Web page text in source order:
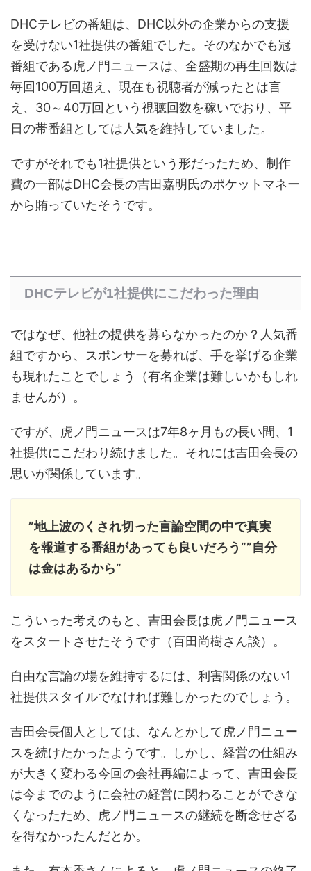
DHCテレビの番組は、DHC以外の企業からの支援
を受けない1社提供の番組でした。そのなかでも冠
番組である虎ノ門ニュースは、全盛期の再生回数は
毎回100万回超え、現在も視聴者が減ったとは言
え、30～40万回という視聴回数を稼いでおり、平
日の帯番組としては人気を維持していました。
ですがそれでも1社提供という形だったため、制作
費の一部はDHC会長の吉田嘉明氏のポケットマネー
から賄っていたそうです。
DHCテレビが1社提供にこだわった理由
ではなぜ、他社の提供を募らなかったのか？人気番
組ですから、スポンサーを募れば、手を挙げる企業
も現れたことでしょう（有名企業は難しいかもしれ
ませんが）。
ですが、虎ノ門ニュースは7年8ヶ月もの長い間、1
社提供にこだわり続けました。それには吉田会長の
思いが関係しています。
”地上波のくされ切った言論空間の中で真実
を報道する番組があっても良いだろう””自分
は金はあるから”
こういった考えのもと、吉田会長は虎ノ門ニュース
をスタートさせたそうです（百田尚樹さん談）。
自由な言論の場を維持するには、利害関係のない1
社提供スタイルでなければ難しかったのでしょう。
吉田会長個人としては、なんとかして虎ノ門ニュー
スを続けたかったようです。しかし、経営の仕組み
が大きく変わる今回の会社再編によって、吉田会長
は今までのように会社の経営に関わることができな
くなったため、虎ノ門ニュースの継続を断念せざる
を得なかったんだとか。